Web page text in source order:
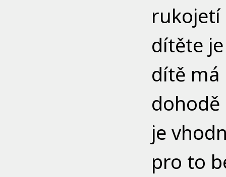
rukojetí
dítěte
dítě má
je
pro to